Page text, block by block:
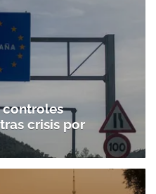
controles
crisis por